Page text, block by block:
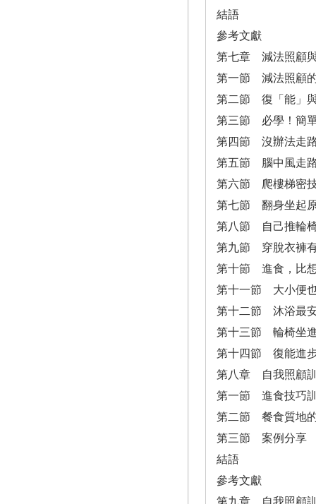
結語
參考文獻
第七章 減法照顧
第一節 減法照顧
第二節 復「能」
第三節 必學！簡
第四節 沒辦法走
第五節 腦中風走
第六節 爬樓梯密
第七節 翻身坐起
第八節 自己推輪
第九節 穿脫衣褲
第十節 進食，比
第十一節 大小便
第十二節 沐浴最
第十三節 輪椅坐
第十四節 復能進
第八章 自我照顧
第一節 進食技巧
第二節 餐食質地
第三節 案例分享
結語
參考文獻
第九章 自我照顧